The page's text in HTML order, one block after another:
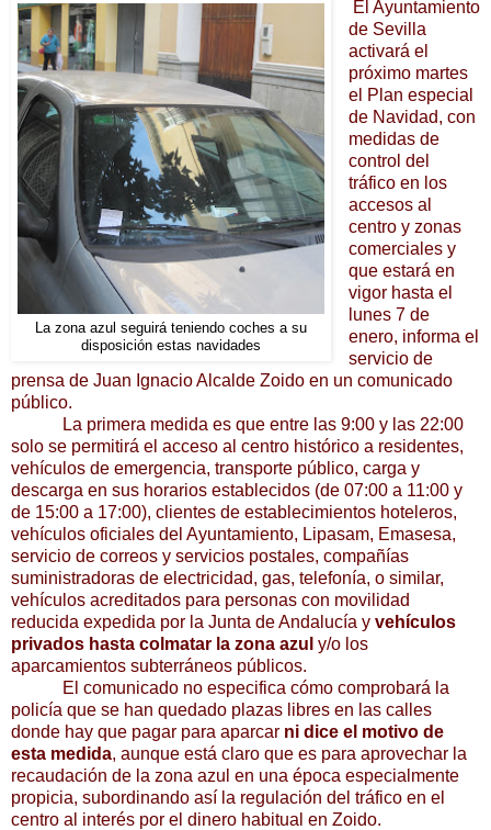
La zona azul seguirá teniendo coches a su
disposición estas navidades
El Ayuntamiento
de Sevilla
activará el
próximo martes
el Plan especial
de Navidad, con
medidas de
control del
tráfico en los
accesos al
centro y zonas
comerciales y
que estará en
vigor hasta el
lunes 7 de
enero, informa el
servicio de
prensa de Juan Ignacio Alcalde Zoido en un comunicado
público.
La primera medida es que entre las 9:00 y las 22:00
solo se permitirá el acceso al centro histórico a residentes,
vehículos de emergencia, transporte público, carga y
descarga en sus horarios establecidos (de 07:00 a 11:00 y
de 15:00 a 17:00), clientes de establecimientos hoteleros,
vehículos oficiales del Ayuntamiento, Lipasam, Emasesa,
servicio de correos y servicios postales, compañías
suministradoras de electricidad, gas, telefonía, o similar,
vehículos acreditados para personas con movilidad
reducida expedida por la Junta de Andalucía y vehículos
privados hasta colmatar la zona azul y/o los
aparcamientos subterráneos públicos.
El comunicado no especifica cómo comprobará la
policía que se han quedado plazas libres en las calles
donde hay que pagar para aparcar ni dice el motivo de
esta medida, aunque está claro que es para aprovechar la
recaudación de la zona azul en una época especialmente
propicia, subordinando así la regulación del tráfico en el
centro al interés por el dinero habitual en Zoido.